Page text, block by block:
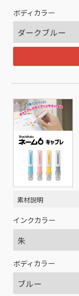
ボディカラー
素材説明
インクカラー
ボディカラー